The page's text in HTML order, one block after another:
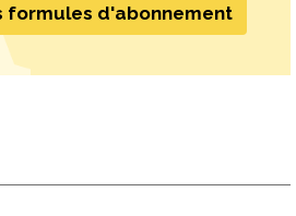
formules d'abonnement